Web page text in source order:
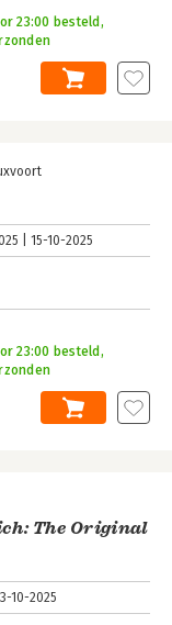
23:00 besteld,
15-10-2025
23:00 besteld,
The Original
3-10-2025